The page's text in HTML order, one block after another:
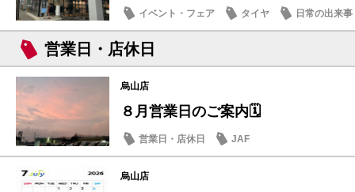
イベント・フェア タイヤ 日常の出来事
営業日・店休日
烏山店
８月営業日のご案内🗓️
営業日・店休日 JAF
烏山店